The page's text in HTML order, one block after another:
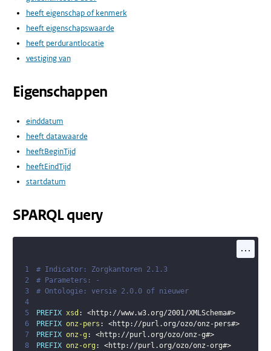
heeft eigenschap of kenmerk
heeft eigenschapswaarde
heeft perdurantlocatie
vestiging van
Eigenschappen
einddatum
heeft datawaarde
heeftBeginTijd
heeftEindTijd
startdatum
SPARQL query
...
1
# Indicator: Zorgkantoren 2.1.3
2
# Parameters: -
3
# Ontologie: versie 2.0.0 of nieuwer
4
5
PREFIX xsd : <http://www.w3.org/2001/XMLSchema#>
6
PREFIX onz-pers : <http://purl.org/ozo/onz-pers#>
7
PREFIX onz-g : <http://purl.org/ozo/onz-g#>
8
PREFIX onz-org : <http://purl.org/ozo/onz-org#>